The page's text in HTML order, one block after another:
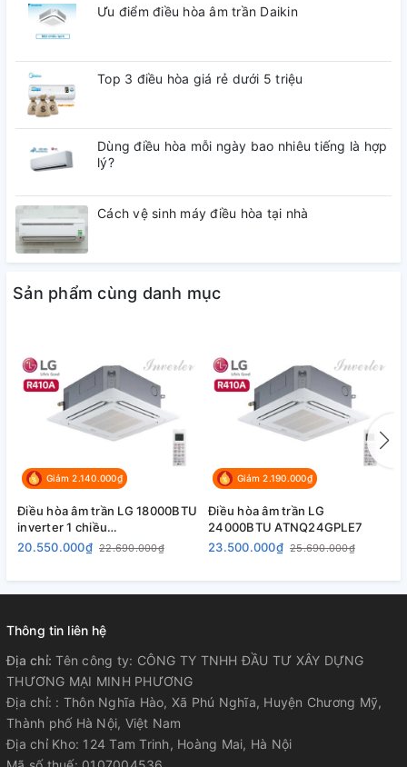
Tích hợp chế độ inverter tiết kiệm điện lên tới 30% so với các
hơn, hoạt động êm ái và giúp tăng tuổi thọ sản phẩm.
dễ dàng cài đặt sử dụng cho mọi quý khách hàng
204 mm, máy có thể lắp đặt bên dưới các trần nhà hẹp, dễ
dàng lắp đặt với mọi không gian.
Lắp đặt nhanh chóng dễ dàng, thuận tiện cho việc vệ sinh,
Ưu điểm điều hòa âm trần Daikin
Top 3 điều hòa giá rẻ dưới 5 triệu
Dùng điều hòa mỗi ngày bao nhiêu tiếng là hợp
lý?
Cách vệ sinh máy điều hòa tại nhà
Sản phẩm cùng danh mục
Giảm 2.140.000₫
Điều hòa âm trần LG 18000BTU
inverter 1 chiều
ATNQ18GPLE6/ATUQ18GPLE6
20.550.000₫ 22.690.000₫
Giảm 2.190.000₫
Điều hòa âm trần LG
24000BTU ATNQ24GPLE7
23.500.000₫ 25.690.000₫
Thông tin liên hệ
Địa chỉ:Tên công ty: CÔNG TY TNHH ĐẦU TƯ XÂY DỰNG
THƯƠNG MẠI MINH PHƯƠNG
Địa chỉ: : Thôn Nghĩa Hào, Xã Phú Nghĩa, Huyện Chương Mỹ,
Thành phố Hà Nội, Việt Nam
Địa chỉ Kho: 124 Tam Trinh, Hoàng Mai, Hà Nội